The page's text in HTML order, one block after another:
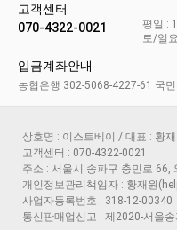
고객센터
070-4322-0021
평일 :
토/일
입금계좌안내
농협은행 302-5068-4227-61 국
상호명 : 이스트베이 / 대표 : 황재
고객센터 : 070-4322-0021
주소 : 서울시 송파구 충민로 66,
개인정보관리책임자 : 황재원
사업자등록번호 : 318-12-00340
통신판매업신고 : 제2020-서울